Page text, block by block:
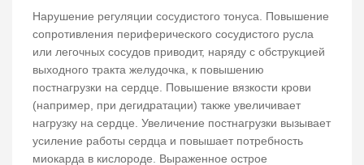
Нарушение регуляции сосудистого тонуса. Повышение
сопротивления периферического сосудистого русла
или легочных сосудов приводит, наряду с обструкцией
выходного тракта желудочка, к повышению
постнагрузки на сердце. Повышение вязкости крови
(например, при дегидратации) также увеличивает
нагрузку на сердце. Увеличение постнагрузки вызывает
усиление работы сердца и повышает потребность
миокарда в кислороде. Выраженное острое